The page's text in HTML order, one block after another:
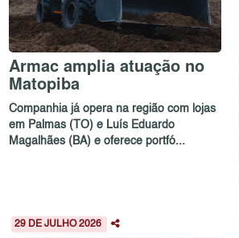
Armac amplia atuação no
Matopiba
Companhia já opera na região com lojas
em Palmas (TO) e Luís Eduardo
Magalhães (BA) e oferece portfó...
29 DE JULHO 2026